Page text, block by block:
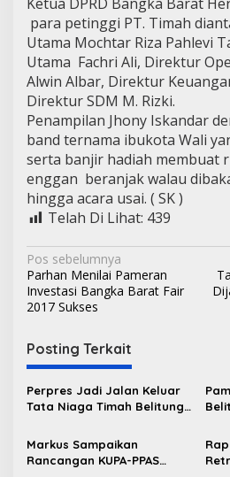
para petinggi PT. Timah
Utama Mochtar Riza Pahlevi
Utama Fachri Ali, Direktur
Alwin Albar, Direktur
Direktur SDM M. Rizki.
Penampilan Jhony Iskandar
band ternama ibukota Wali
serta banjir hadiah membuat
enggan beranjak walau
hingga acara usai. ( SK )
Telah Di Lihat: 439
N
a
v
i
g
a
s
i
p
Pos sebelumnya
Parhan Menilai Pameran
Investasi Bangka Barat Fair
2017 Sukses
Posting Terkait
Perpres Jadi Jalan Keluar
Tata Niaga Timah Belitung,
Masyarakat Bersabar
Markus Sampaikan
Rancangan KUPA-PPAS